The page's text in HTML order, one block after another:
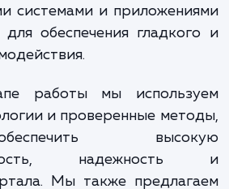
достичь ваших целей.
структуру и
его для
эффективности.
этапе мы
и сервисы,
контентом,